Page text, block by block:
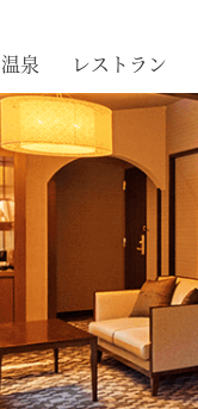
温泉 レストラン